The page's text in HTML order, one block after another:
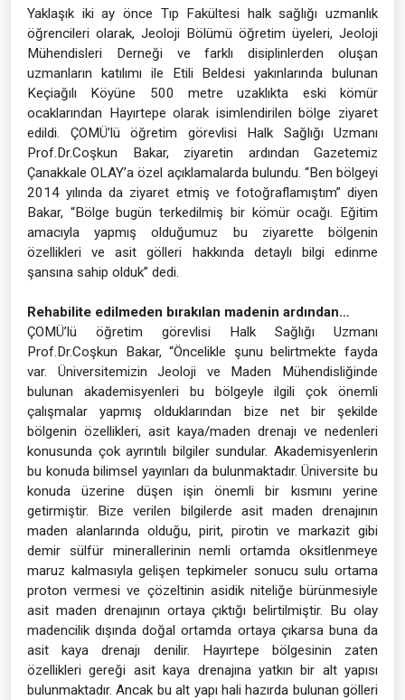
Yaklaşık iki ay önce Tıp Fakültesi halk sağlığı uzmanlık
öğrencileri olarak, Jeoloji Bölümü öğretim üyeleri, Jeoloji
Mühendisleri Derneği ve farklı disiplinlerden oluşan
uzmanların katılımı ile Etili Beldesi yakınlarında bulunan
Keçiağılı Köyüne 500 metre uzaklıkta eski kömür
ocaklarından Hayırtepe olarak isimlendirilen bölge ziyaret
edildi. ÇOMÜ’lü öğretim görevlisi Halk Sağlığı Uzmanı
Prof.Dr.Coşkun Bakar, ziyaretin ardından Gazetemiz
Çanakkale OLAY’a özel açıklamalarda bulundu. “Ben bölgeyi
2014 yılında da ziyaret etmiş ve fotoğraflamıştım” diyen
Bakar, “Bölge bugün terkedilmiş bir kömür ocağı. Eğitim
amacıyla yapmış olduğumuz bu ziyarette bölgenin
özellikleri ve asit gölleri hakkında detaylı bilgi edinme
şansına sahip olduk” dedi.
Rehabilite edilmeden bırakılan madenin ardından…
ÇOMÜ’lü öğretim görevlisi Halk Sağlığı Uzmanı
Prof.Dr.Coşkun Bakar, “Öncelikle şunu belirtmekte fayda
var. Üniversitemizin Jeoloji ve Maden Mühendisliğinde
bulunan akademisyenleri bu bölgeyle ilgili çok önemli
çalışmalar yapmış olduklarından bize net bir şekilde
bölgenin özellikleri, asit kaya/maden drenajı ve nedenleri
konusunda çok ayrıntılı bilgiler sundular. Akademisyenlerin
bu konuda bilimsel yayınları da bulunmaktadır. Üniversite bu
konuda üzerine düşen işin önemli bir kısmını yerine
getirmiştir. Bize verilen bilgilerde asit maden drenajının
maden alanlarında olduğu, pirit, pirotin ve markazit gibi
demir sülfür minerallerinin nemli ortamda oksitlenmeye
maruz kalmasıyla gelişen tepkimeler sonucu sulu ortama
proton vermesi ve çözeltinin asidik niteliğe bürünmesiyle
asit maden drenajının ortaya çıktığı belirtilmiştir. Bu olay
madencilik dışında doğal ortamda ortaya çıkarsa buna da
asit kaya drenajı denilir. Hayırtepe bölgesinin zaten
özellikleri gereği asit kaya drenajına yatkın bir alt yapısı
bulunmaktadır. Ancak bu alt yapı hali hazırda bulunan gölleri